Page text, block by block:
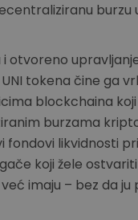
burzu
otvoreno
tokena čine ga
blockchaina
burzama
fondovi likvidnosti
koji žele
imaju – bez da ju